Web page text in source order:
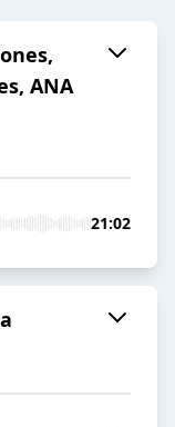
ANA
21:02